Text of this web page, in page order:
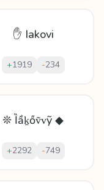
✋ Iakovi
+1919 -234
❊ Ȉầḵőṽᴠỹ ◆
+2292 -749